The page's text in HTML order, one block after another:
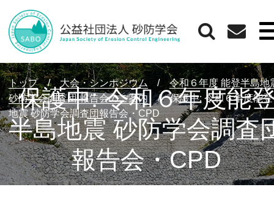
保護中: 令和６年度能
半島地震 砂防学会調査
報告会・CPD
トップ / 大会・シンポジウム /
令和６年度 能登半島
砂防学会調査団 報告会のご案内
/
保護中: 令和６年度能
地震 砂防学会調査団報告会・CPD